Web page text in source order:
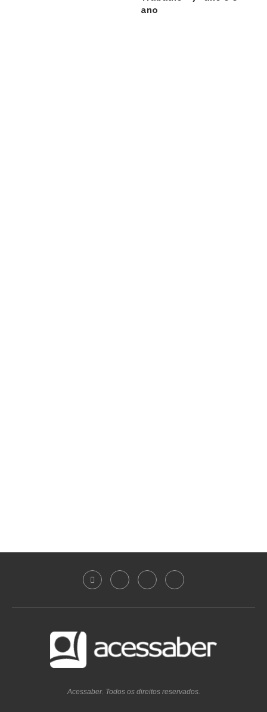
ano
Acessaber. Todos os direitos reservados.